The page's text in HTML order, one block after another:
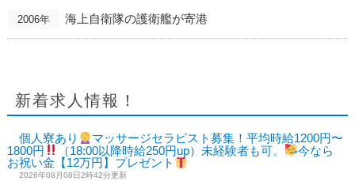
2006年 海上自衛隊の護衛艦が寄港
新着求人情報！
個人寮あり
マッサージセラピスト募集！平均時給1200円〜
1800円
（18:00以降時給250円up）未経験者も可。
今なら
お祝い金【12万円】プレゼント
2026年08月08日2時42分更新